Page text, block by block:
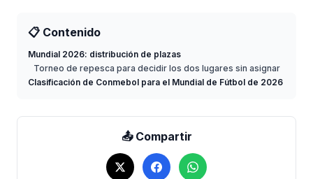
📋 Contenido
Mundial 2026: distribución de plazas
Torneo de repesca para decidir los dos lugares sin asignar
Clasificación de Conmebol para el Mundial de Fútbol de 2026
📤 Compartir